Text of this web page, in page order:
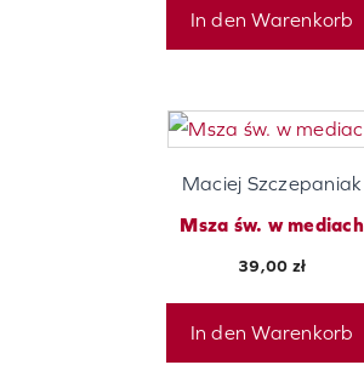
In den Warenkorb
Maciej Szczepaniak
Msza św. w mediach
39,00 zł
In den Warenkorb